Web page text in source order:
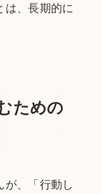
は、長期的に
ための
、
「行動し